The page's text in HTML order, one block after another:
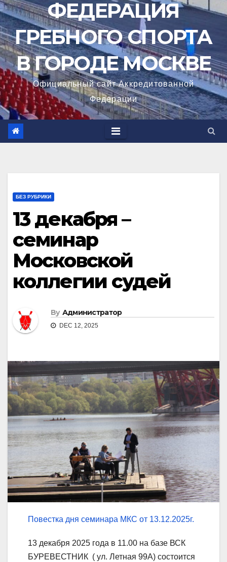
ФЕДЕРАЦИЯ
ГРЕБНОГО СПОРТА
В ГОРОДЕ МОСКВЕ
Официальный сайт Аккредитованной
Федерации
БЕЗ РУБРИКИ
13 декабря –
семинар
Московской
коллегии судей
By Администратор
DEC 12, 2025
Повестка дня семинара МКС от 13.12.2025г.
13 декабря 2025 года в 11.00 на базе ВСК
БУРЕВЕСТНИК ( ул. Летная 99А) состоится